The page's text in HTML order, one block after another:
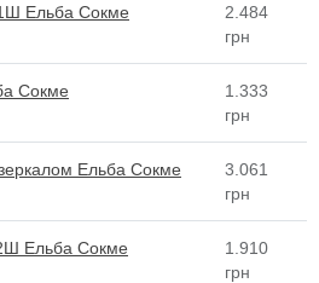
Ельба Сокме
2.484
грн
Сокме
1.333
грн
Ельба Сокме
3.061
грн
Ельба Сокме
1.910
грн